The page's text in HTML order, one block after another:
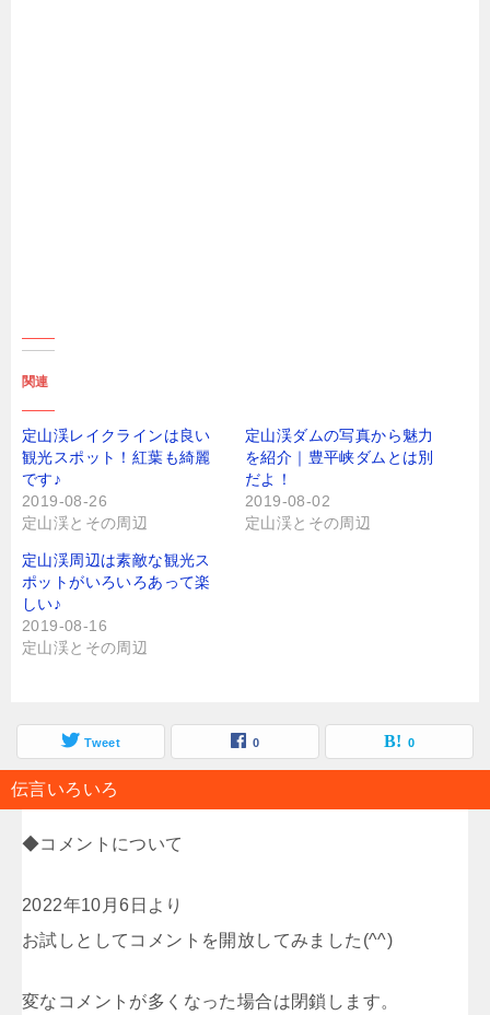
関連
定山渓レイクラインは良い
観光スポット！紅葉も綺麗
です♪
2019-08-26
定山渓とその周辺
定山渓ダムの写真から魅力
を紹介｜豊平峡ダムとは別
だよ！
2019-08-02
定山渓とその周辺
定山渓周辺は素敵な観光ス
ポットがいろいろあって楽
しい♪
2019-08-16
定山渓とその周辺
Tweet 0 0
伝言いろいろ
◆コメントについて
2022年10月6日より
お試しとしてコメントを開放してみました(^^)
変なコメントが多くなった場合は閉鎖します。